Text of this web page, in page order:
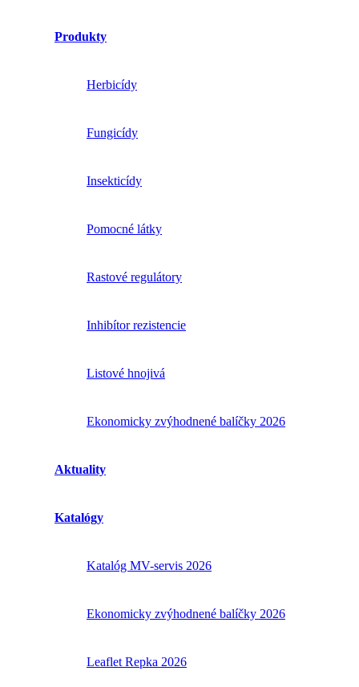
Produkty
Herbicídy
Fungicídy
Insekticídy
Pomocné látky
Rastové regulátory
Inhibítor rezistencie
Listové hnojivá
Ekonomicky zvýhodnené balíčky 2026
Aktuality
Katalógy
Katalóg MV-servis 2026
Ekonomicky zvýhodnené balíčky 2026
Leaflet Repka 2026